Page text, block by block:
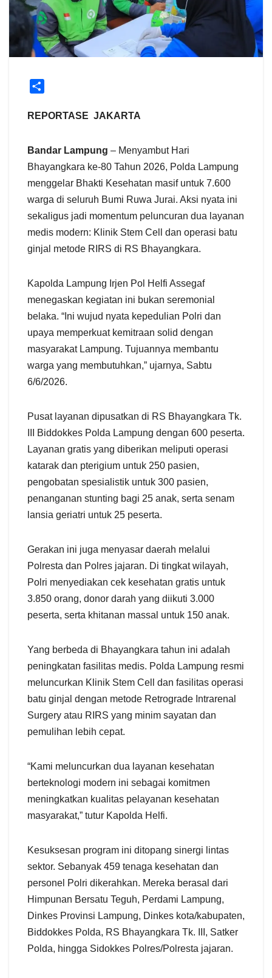
a
REPORTASE JAKARTA
Bandar Lampung – Menyambut Hari
Bhayangkara ke-80 Tahun 2026, Polda Lampung
menggelar Bhakti Kesehatan masif untuk 7.600
warga di seluruh Bumi Ruwa Jurai. Aksi nyata ini
sekaligus jadi momentum peluncuran dua layanan
medis modern: Klinik Stem Cell dan operasi batu
ginjal metode RIRS di RS Bhayangkara.
Kapolda Lampung Irjen Pol Helfi Assegaf
menegaskan kegiatan ini bukan seremonial
belaka. “Ini wujud nyata kepedulian Polri dan
upaya memperkuat kemitraan solid dengan
masyarakat Lampung. Tujuannya membantu
warga yang membutuhkan,” ujarnya, Sabtu
6/6/2026.
Pusat layanan dipusatkan di RS Bhayangkara Tk.
III Biddokkes Polda Lampung dengan 600 peserta.
Layanan gratis yang diberikan meliputi operasi
katarak dan pterigium untuk 250 pasien,
pengobatan spesialistik untuk 300 pasien,
penanganan stunting bagi 25 anak, serta senam
lansia geriatri untuk 25 peserta.
Gerakan ini juga menyasar daerah melalui
Polresta dan Polres jajaran. Di tingkat wilayah,
Polri menyediakan cek kesehatan gratis untuk
3.850 orang, donor darah yang diikuti 3.000
peserta, serta khitanan massal untuk 150 anak.
Yang berbeda di Bhayangkara tahun ini adalah
peningkatan fasilitas medis. Polda Lampung resmi
meluncurkan Klinik Stem Cell dan fasilitas operasi
batu ginjal dengan metode Retrograde Intrarenal
Surgery atau RIRS yang minim sayatan dan
pemulihan lebih cepat.
“Kami meluncurkan dua layanan kesehatan
berteknologi modern ini sebagai komitmen
meningkatkan kualitas pelayanan kesehatan
masyarakat,” tutur Kapolda Helfi.
Kesuksesan program ini ditopang sinergi lintas
sektor. Sebanyak 459 tenaga kesehatan dan
personel Polri dikerahkan. Mereka berasal dari
Himpunan Bersatu Teguh, Perdami Lampung,
Dinkes Provinsi Lampung, Dinkes kota/kabupaten,
Biddokkes Polda, RS Bhayangkara Tk. III, Satker
Polda, hingga Sidokkes Polres/Polresta jajaran.